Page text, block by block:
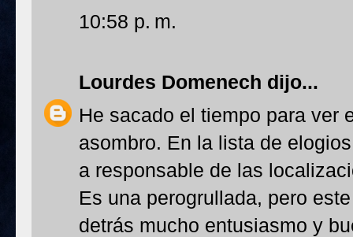
10:58 p. m.
Lourdes Domenech dijo...
He sacado el tiempo para ver
asombro. En la lista de
a responsable de las
Es una perogrullada, pero
detrás mucho entusiasmo y